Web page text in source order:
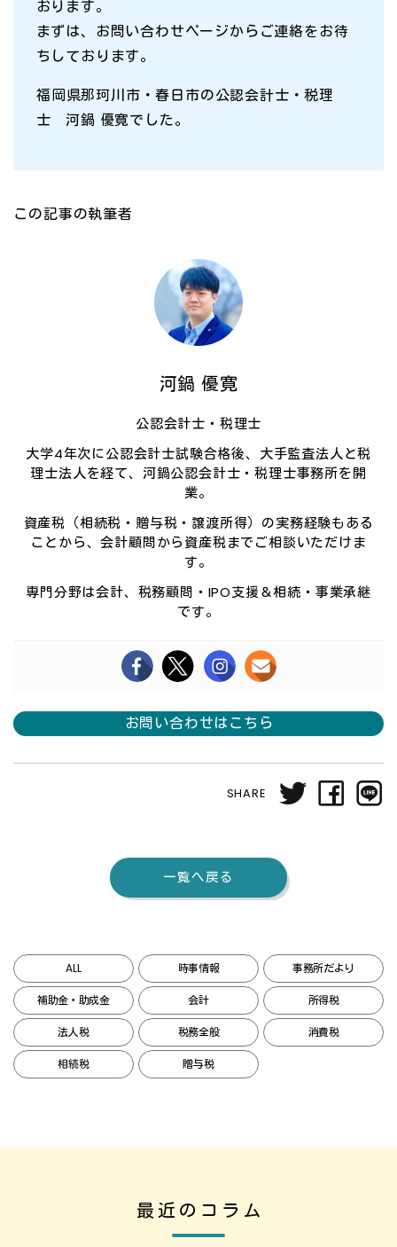
おります。
まずは、お問い合わせページからご連絡をお待
ちしております。
福岡県那珂川市・春日市の公認会計士・税理
士 河鍋 優寛でした。
この記事の執筆者
河鍋 優寛
公認会計士・税理士
大学4年次に公認会計士試験合格後、大手監査法人と税
理士法人を経て、河鍋公認会計士・税理士事務所を開
業。
資産税（相続税・贈与税・譲渡所得）の実務経験もある
ことから、会計顧問から資産税までご相談いただけま
す。
専門分野は会計、税務顧問・IPO支援＆相続・事業承継
です。
お問い合わせはこちら
SHARE
一覧へ戻る
ALL 時事情報 事務所だより
補助金・助成金 会計 所得税
法人税 税務全般 消費税
相続税 贈与税
最近のコラム